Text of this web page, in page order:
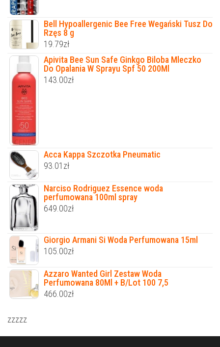
Bell Hypoallergenic Bee Free Wegański Tusz Do
Rzęs 8 g
19.79zł
Apivita Bee Sun Safe Ginkgo Biloba Mleczko
Do Opalania W Sprayu Spf 50 200Ml
143.00zł
Acca Kappa Szczotka Pneumatic
93.01 zł
Narciso Rodriguez Essence woda
perfumowana 100ml spray
649.00zł
Giorgio Armani Si Woda Perfumowana 15ml
105.00zł
Azzaro Wanted Girl Zestaw Woda
Perfumowana 80Ml + B/Lot 100 7,5
466.00zł
zzzzz